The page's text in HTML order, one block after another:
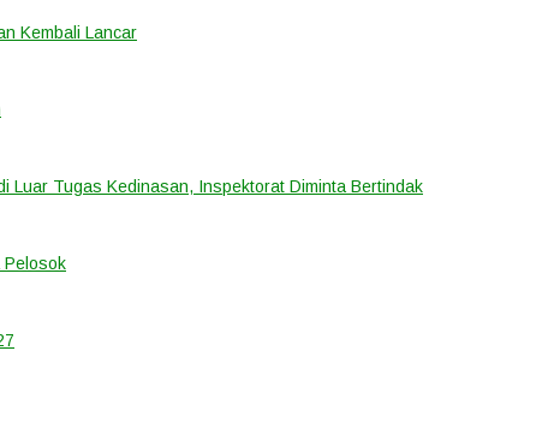
Kembali Lancar
Luar Tugas Kedinasan, Inspektorat Diminta Bertindak
Pelosok